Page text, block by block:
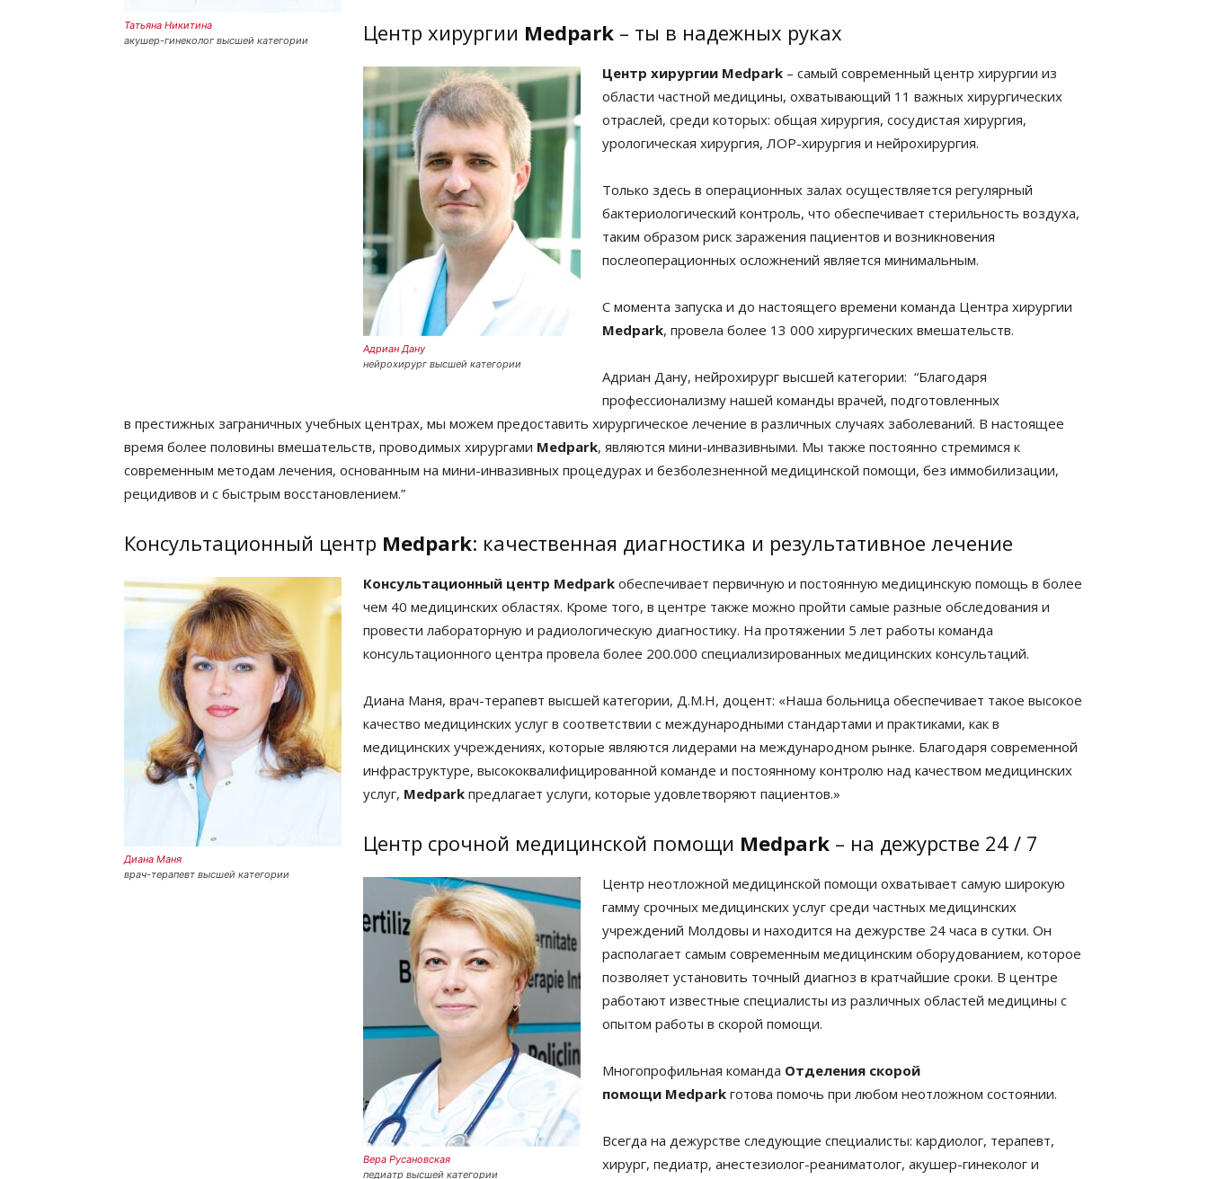
Татьяна Никитина
акушер-гинеколог высшей категории
Центр хирургии Medpark – ты в надежных руках
Адриан Дану
нейрохирург высшей категории
Центр хирургии Medpark – самый современный центр хирургии из
области частной медицины, охватывающий 11 важных хирургических
отраслей, среди которых: общая хирургия, сосудистая хирургия,
урологическая хирургия, ЛОР-хирургия и нейрохирургия.
Только здесь в операционных залах осуществляется регулярный
бактериологический контроль, что обеспечивает стерильность воздуха,
таким образом риск заражения пациентов и возникновения
послеоперационных осложнений является минимальным.
С момента запуска и до настоящего времени команда Центра хирургии
Medpark, провела более 13 000 хирургических вмешательств.
Адриан Дану, нейрохирург высшей категории: “Благодаря
профессионализму нашей команды врачей, подготовленных
в престижных заграничных учебных центрах, мы можем предоставить хирургическое лечение в различных случаях заболеваний. В настоящее
время более половины вмешательств, проводимых хирургами Medpark, являются мини-инвазивными. Мы также постоянно стремимся к
современным методам лечения, основанным на мини-инвазивных процедурах и безболезненной медицинской помощи, без иммобилизации,
рецидивов и с быстрым восстановлением.”
Консультационный центр Medpark: качественная диагностика и результативное лечение
Диана Маня
врач-терапевт высшей категории
Консультационный центр Medpark обеспечивает первичную и постоянную медицинскую помощь в более
чем 40 медицинских областях. Кроме того, в центре также можно пройти самые разные обследования и
провести лабораторную и радиологическую диагностику. На протяжении 5 лет работы команда
консультационного центра провела более 200.000 специализированных медицинских консультаций.
Диана Маня, врач-терапевт высшей категории, Д.М.Н, доцент: «Наша больница обеспечивает такое высокое
качество медицинских услуг в соответствии с международными стандартами и практиками, как в
медицинских учреждениях, которые являются лидерами на международном рынке. Благодаря современной
инфраструктуре, высококвалифицированной команде и постоянному контролю над качеством медицинских
услуг, Medpark предлагает услуги, которые удовлетворяют пациентов.»
Центр срочной медицинской помощи Medpark – на дежурстве 24 / 7
Вера Русановская
педиатр высшей категории
Центр неотложной медицинской помощи охватывает самую широкую
гамму срочных медицинских услуг среди частных медицинских
учреждений Молдовы и находится на дежурстве 24 часа в сутки. Он
располагает самым современным медицинским оборудованием, которое
позволяет установить точный диагноз в кратчайшие сроки. В центре
работают известные специалисты из различных областей медицины с
опытом работы в скорой помощи.
Многопрофильная команда Отделения скорой
помощи Medpark готова помочь при любом неотложном состоянии.
Всегда на дежурстве следующие специалисты: кардиолог, терапевт,
хирург, педиатр, анестезиолог-реаниматолог, акушер-гинеколог и